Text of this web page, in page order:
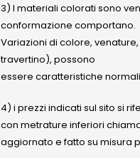
3) I materiali colorati sono
conformazione comportano.
Variazioni di colore,
travertino), possono
essere caratteristiche
4) i prezzi indicati sul sito si
con metrature inferiori
aggiornato e fatto su misura